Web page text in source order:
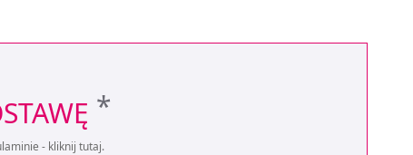
*
- kliknij tutaj.